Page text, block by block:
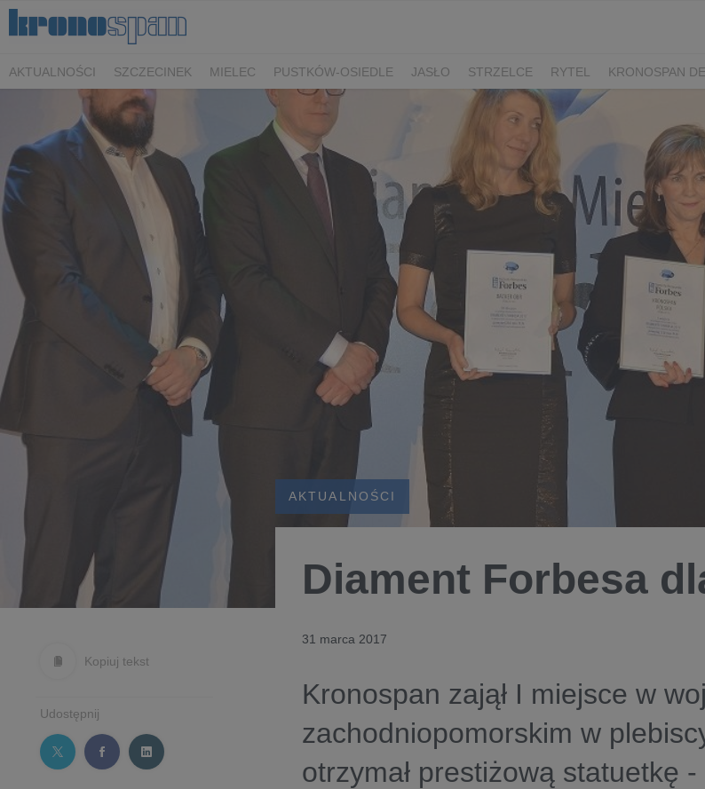
AKTUALNOŚCI SZCZECINEK MIELEC PUSTKÓW-OSIEDLE JASŁO STRZELCE RYTEL KRONOSPAN
Kopiuj tekst
Udostępnij
AKTUALNOŚCI
Diament Forbesa
31 marca 2017
Kronospan zajął I miejsce w
zachodniopomorskim w
otrzymał prestiżową statuetkę